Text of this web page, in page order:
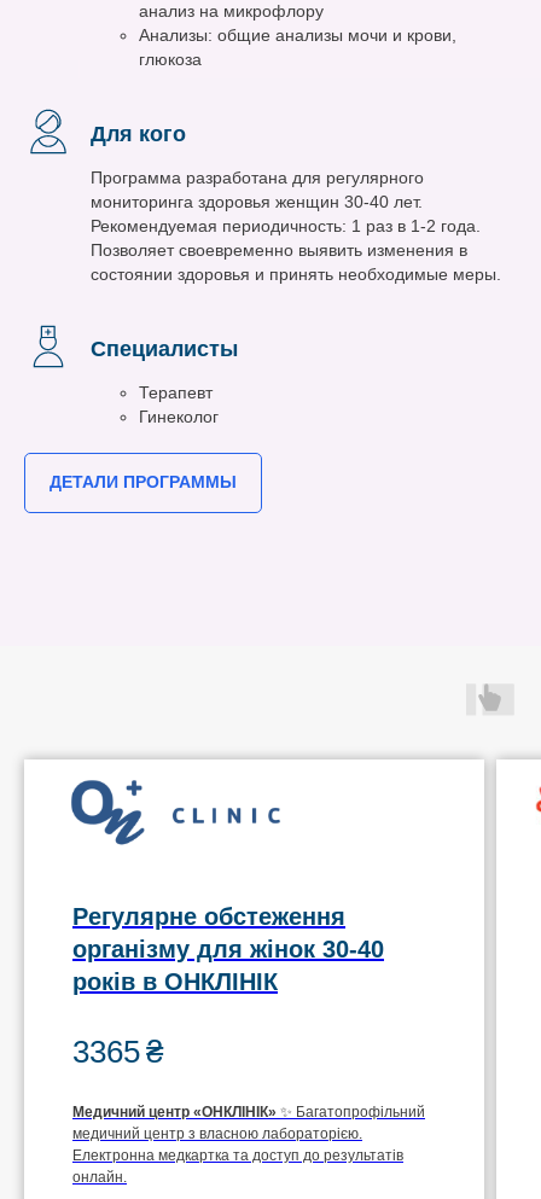
анализ на микрофлору
Анализы: общие анализы мочи и крови,
глюкоза
Для кого
Программа разработана для регулярного
мониторинга здоровья женщин 30-40 лет.
Рекомендуемая периодичность: 1 раз в 1-2 года.
Позволяет своевременно выявить изменения в
состоянии здоровья и принять необходимые меры.
Специалисты
Терапевт
Гинеколог
ДЕТАЛИ ПРОГРАММЫ
Регулярне обстеження
організму для жінок 30-40
років в ОНКЛІНІК
3365₴
Медичний центр «ОНКЛІНІК» ✨ Багатопрофільний
медичний центр з власною лабораторією.
Електронна медкартка та доступ до результатів
онлайн.